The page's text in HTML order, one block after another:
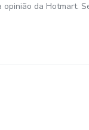
da Hotmart.